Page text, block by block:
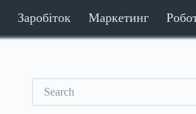
Заробіток Маркетинг